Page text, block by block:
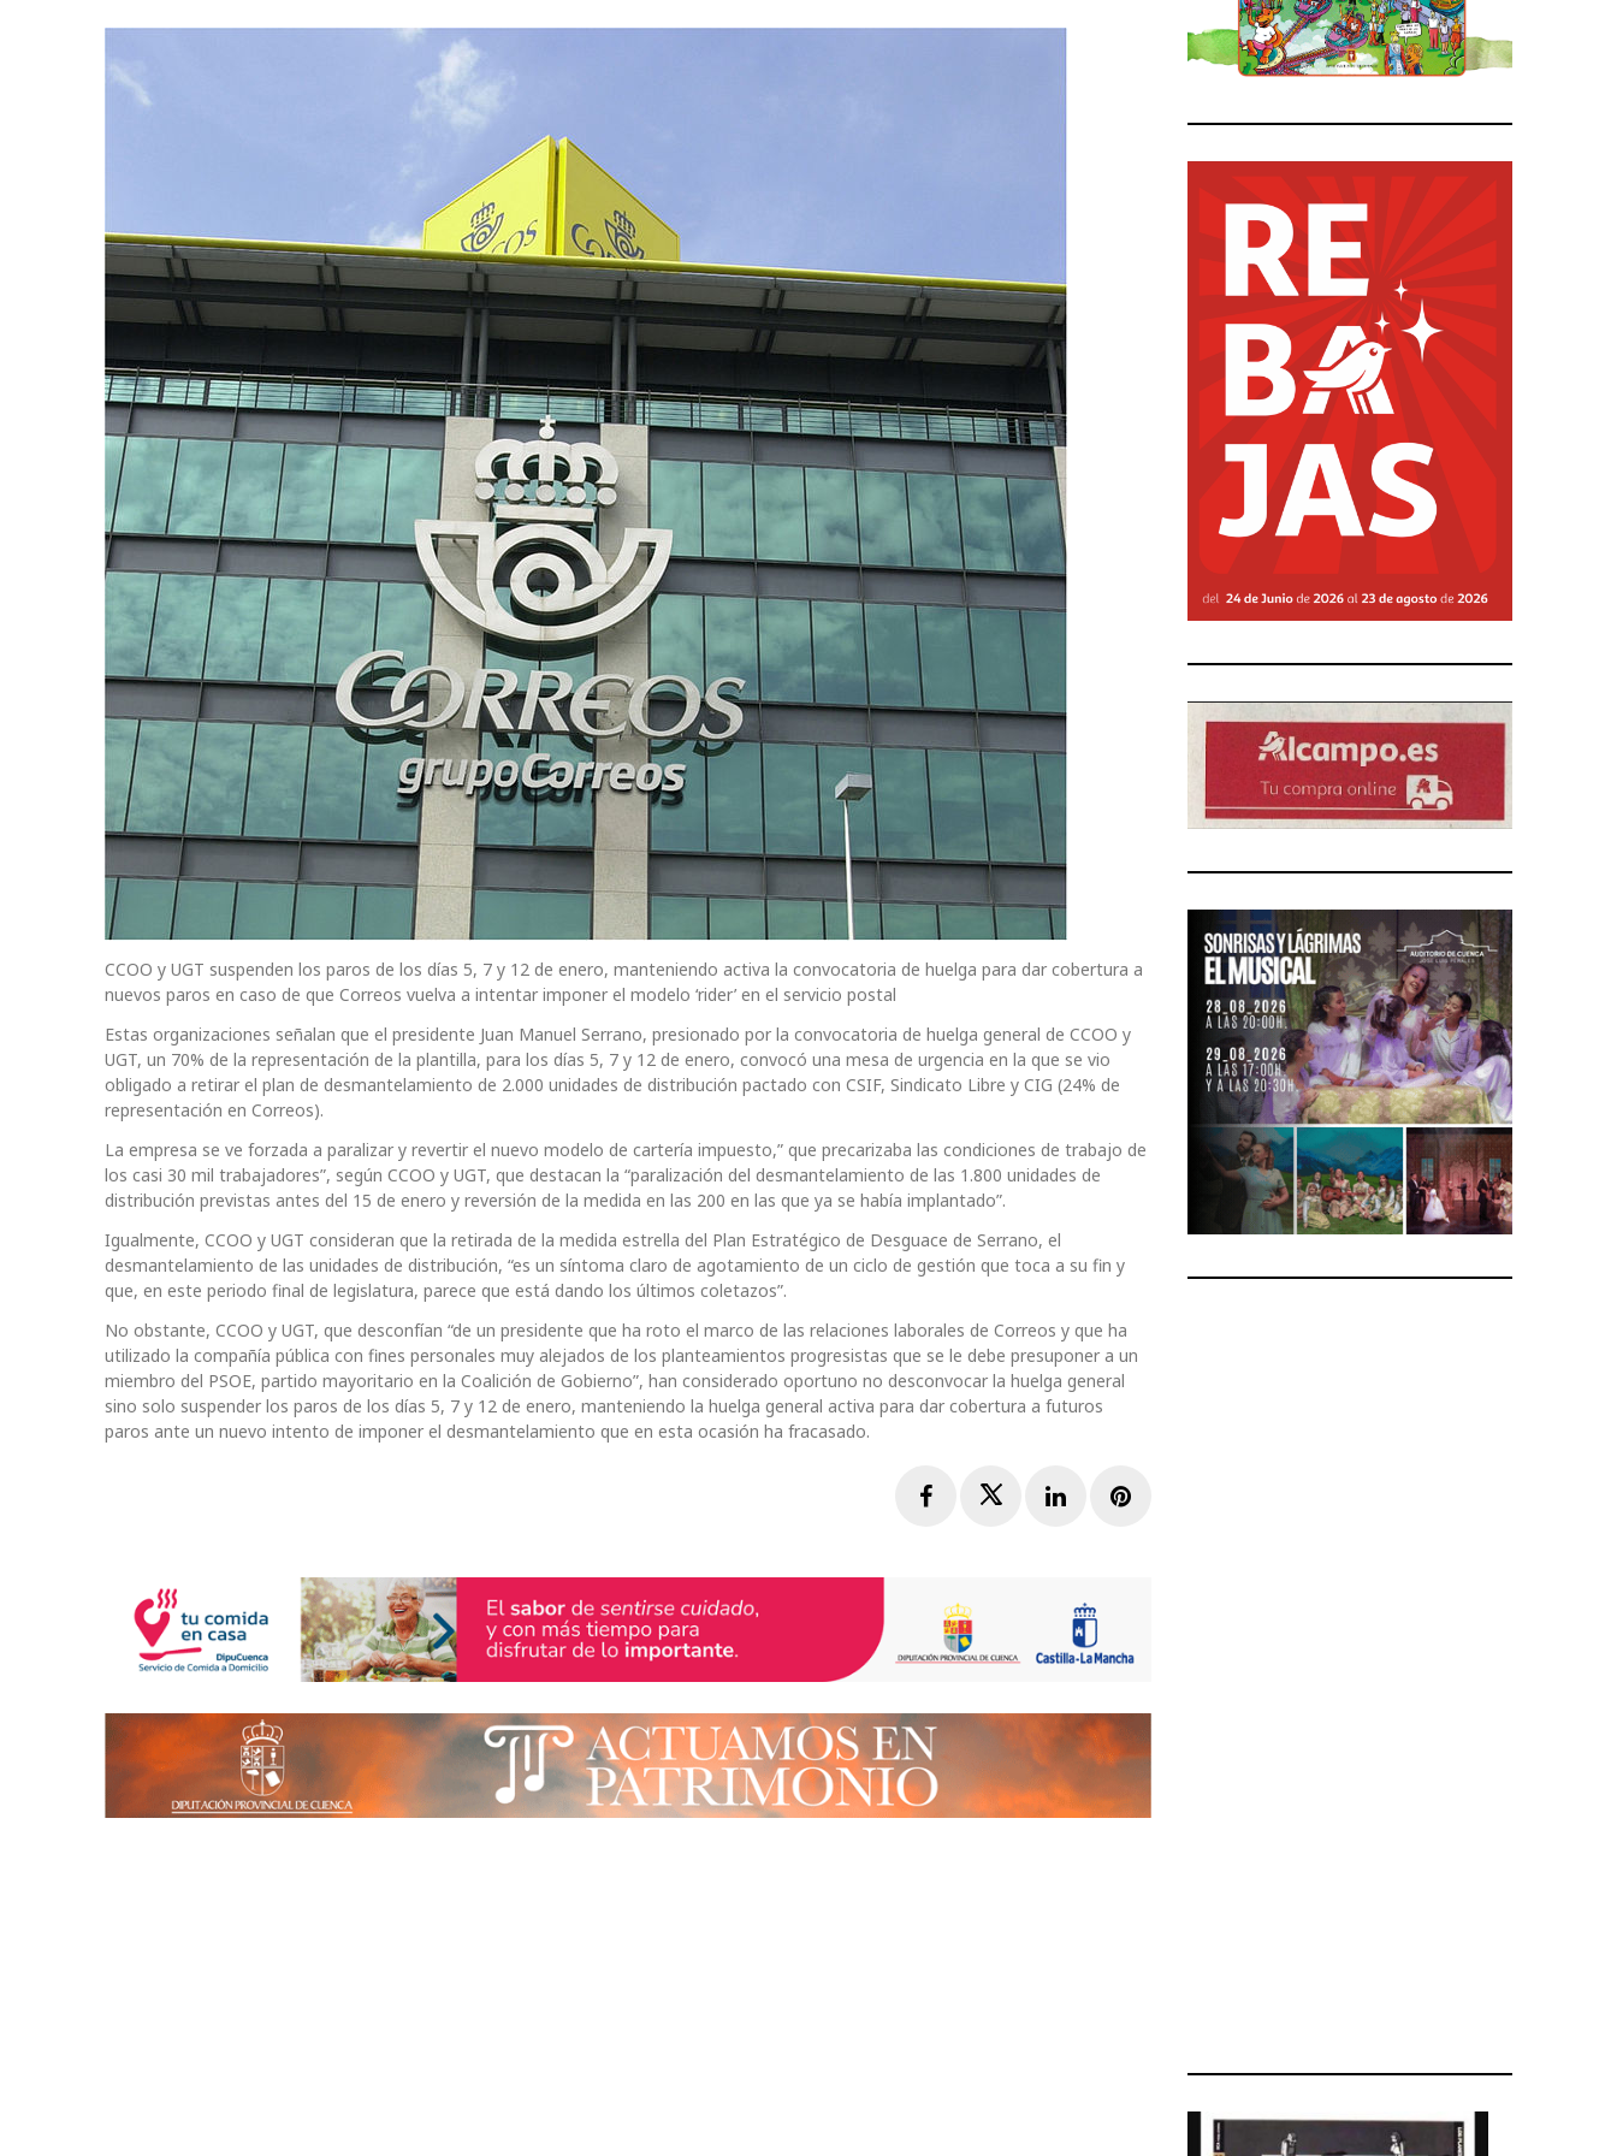
CCOO y UGT suspenden los paros de los días 5, 7 y 12 de enero, manteniendo activa la convocatoria de huelga para dar cobertura a
nuevos paros en caso de que Correos vuelva a intentar imponer el modelo ‘rider’ en el servicio postal
Estas organizaciones señalan que el presidente Juan Manuel Serrano, presionado por la convocatoria de huelga general de CCOO y
UGT, un 70% de la representación de la plantilla, para los días 5, 7 y 12 de enero, convocó una mesa de urgencia en la que se vio
obligado a retirar el plan de desmantelamiento de 2.000 unidades de distribución pactado con CSIF, Sindicato Libre y CIG (24% de
representación en Correos).
La empresa se ve forzada a paralizar y revertir el nuevo modelo de cartería impuesto,” que precarizaba las condiciones de trabajo de
los casi 30 mil trabajadores”, según CCOO y UGT, que destacan la “paralización del desmantelamiento de las 1.800 unidades de
distribución previstas antes del 15 de enero y reversión de la medida en las 200 en las que ya se había implantado”.
Igualmente, CCOO y UGT consideran que la retirada de la medida estrella del Plan Estratégico de Desguace de Serrano, el
desmantelamiento de las unidades de distribución, “es un síntoma claro de agotamiento de un ciclo de gestión que toca a su fin y
que, en este periodo final de legislatura, parece que está dando los últimos coletazos”.
No obstante, CCOO y UGT, que desconfían “de un presidente que ha roto el marco de las relaciones laborales de Correos y que ha
utilizado la compañía pública con fines personales muy alejados de los planteamientos progresistas que se le debe presuponer a un
miembro del PSOE, partido mayoritario en la Coalición de Gobierno”, han considerado oportuno no desconvocar la huelga general
sino solo suspender los paros de los días 5, 7 y 12 de enero, manteniendo la huelga general activa para dar cobertura a futuros
paros ante un nuevo intento de imponer el desmantelamiento que en esta ocasión ha fracasado.
FacebookTwitterLinkedInPinterest